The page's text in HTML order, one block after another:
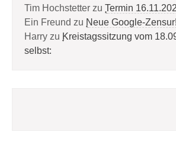
Tim Hochstetter zu Termin
Ein Freund zu Neue Google-
Harry zu Kreistagssitzung vom
selbst: